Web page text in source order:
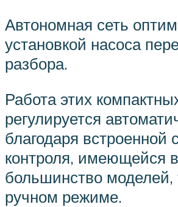
Автономная сеть
установкой насоса
разбора.
Работа этих
регулируется
благодаря встроенной
контроля, имеющейся в
большинство моделей,
ручном режиме.